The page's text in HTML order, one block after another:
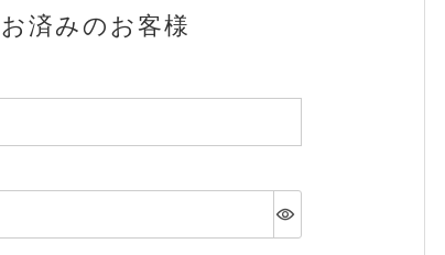
済みのお客様